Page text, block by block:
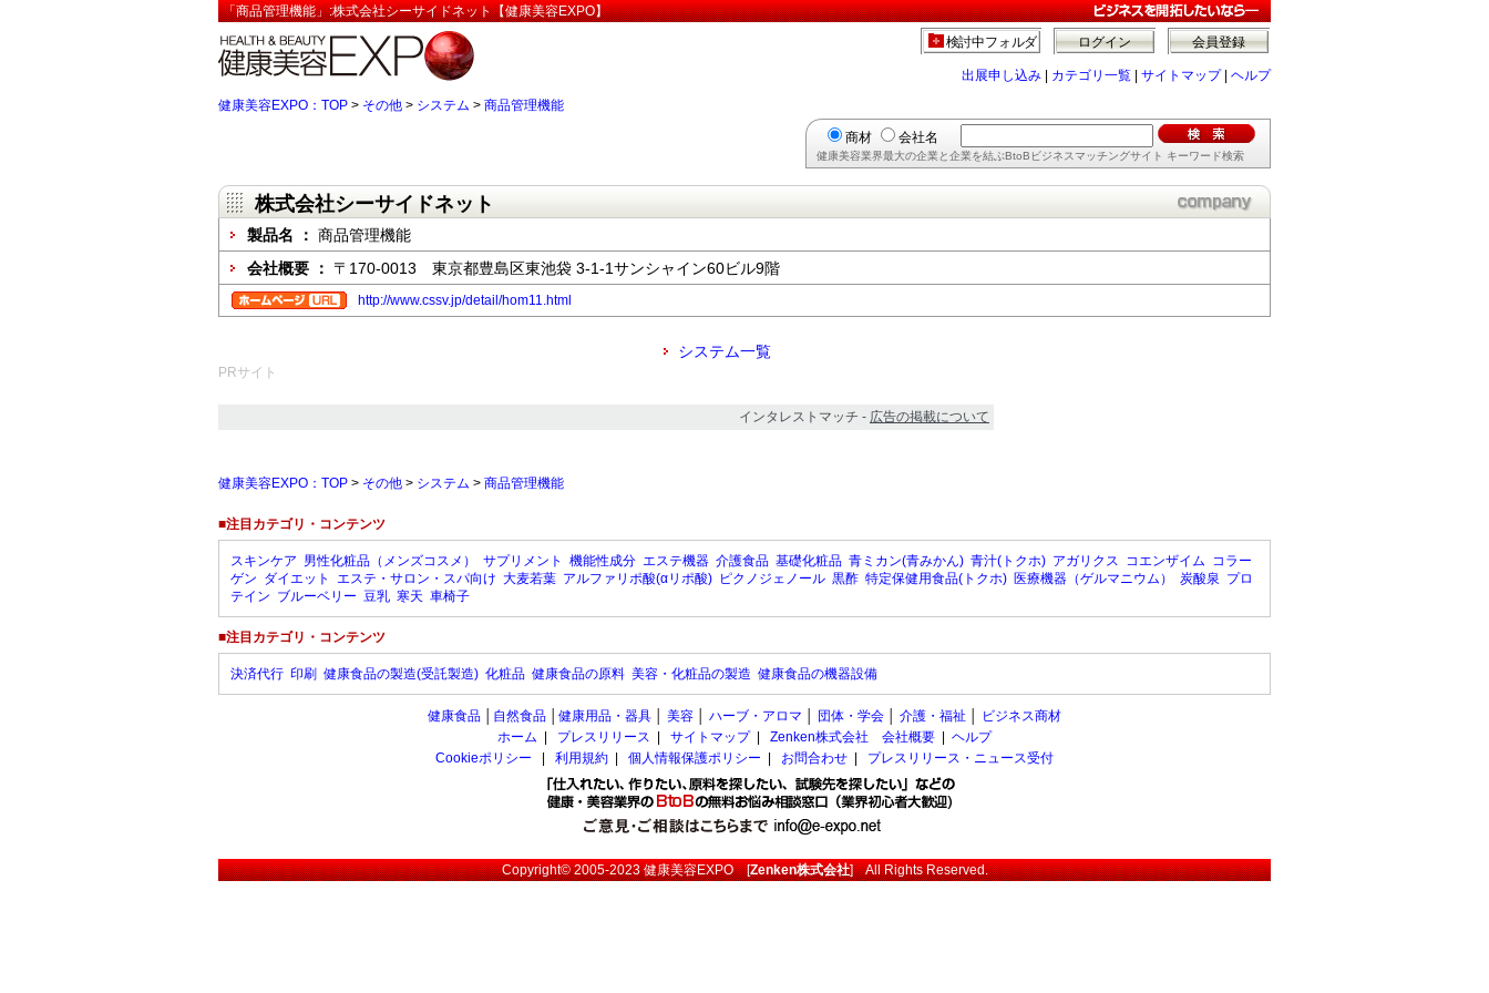
「商品管理機能」:株式会社シーサイドネット【健康美容EXPO】
会員登録
ログイン
検討中フォルダ
出展申し込み カテゴリ一覧 サイトマップ| ヘルプ
健康美容EXPO：TOP > その他 > システム > 商品管理機能
商材 会社名
健康美容業界最大の企業と企業を結ぶBtoBビジネスマッチングサイト キーワード検索
株式会社シーサイドネット
製品名 ： 商品管理機能
会社概要 ： 〒170-0013 東京都豊島区東池袋 3-1-1サンシャイン60ビル9階
http://www.cssv.jp/detail/hom11.html
システム一覧
PRサイト
インタレストマッチ - 広告の掲載について
健康美容EXPO：TOP > その他 > システム > 商品管理機能
■注目カテゴリ・コンテンツ
スキンケア 男性化粧品（メンズコスメ） サプリメント 機能性成分 エステ機器 介護食品 基礎化粧品 青ミカン(青みかん) 青汁(トクホ) アガリクス コエンザイム コラー
ゲン ダイエット エステ・サロン・スパ向け 大麦若葉 アルファリポ酸(αリポ酸) ピクノジェノール 黒酢 特定保健用食品(トクホ) 医療機器（ゲルマニウム） 炭酸泉 プロ
テイン ブルーベリー 豆乳 寒天 車椅子
■注目カテゴリ・コンテンツ
決済代行 印刷 健康食品の製造(受託製造) 化粧品 健康食品の原料 美容・化粧品の製造 健康食品の機器設備
健康食品 自然食品 健康用品・器具 美容 ハーブ・アロマ 団体・学会 介護・福祉
ビジネス商材
ホーム
プレスリリース サイトマップ| Zenken株式会社 会社概要
ヘルプ
Cookieポリシー
利用規約 個人情報保護ポリシー お問合わせ プレスリリース・ニュース受付
Copyright© 2005-2023健康美容EXPO[Zenken株式会社] All Rights Reserved.